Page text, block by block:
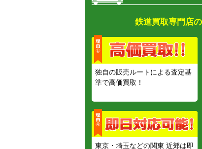
鉄道買取専門店
独自の販売ルートによる査定基
準で高価買取！
東京・埼玉などの関東 近郊は即